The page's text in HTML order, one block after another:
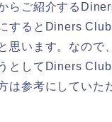
らご紹介する
するとDiners
思います。なので
としてDiners
は参考にしていた